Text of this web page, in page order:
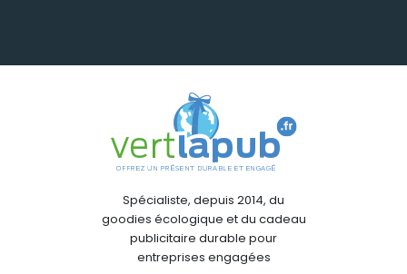
Spécialiste, depuis 2014, du
goodies écologique et du cadeau
publicitaire durable pour
entreprises engagées